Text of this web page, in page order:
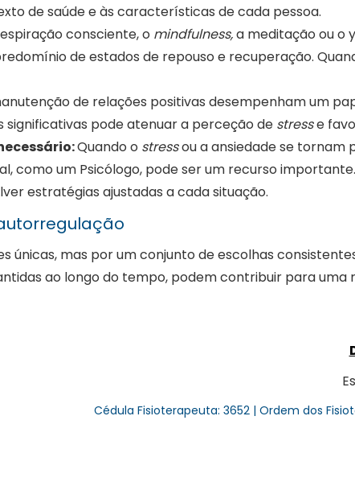
de saúde e às características de cada pessoa.
consciente, o mindfulness,a meditação ou o
de estados de repouso e recuperação.
de relações positivas desempenham um
pode atenuar a perceção de stresse
Quando o stressou a ansiedade se tornam
como um Psicólogo, pode ser um recurso
estratégias ajustadas a cada situação.
únicas, mas por um conjunto de escolhas
ao longo do tempo, podem contribuir para uma
Cédula Fisioterapeuta: 3652 | Ordem dos